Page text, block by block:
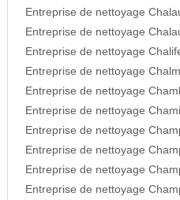
Entreprise de nettoyage
Entreprise de nettoyage
Entreprise de nettoyage
Entreprise de nettoyage
Entreprise de nettoyage
Entreprise de nettoyage
Entreprise de nettoyage
Entreprise de nettoyage
Entreprise de nettoyage
Entreprise de nettoyage